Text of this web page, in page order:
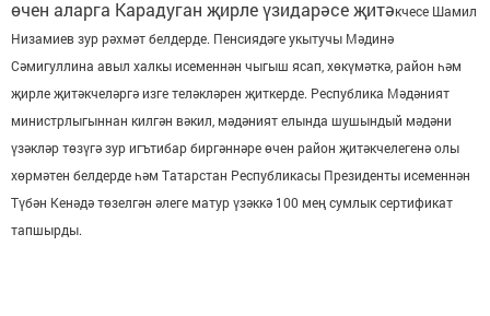
өчен аларга Карадуган җирле үзидарәсе җитәкчесе Шамил
Низамиев зур рәхмәт белдерде. Пенсиядәге укытучы Мәдинә
Сәмигуллина авыл халкы исеменнән чыгыш ясап, хөкүмәткә, район һәм
җирле җитәкчеләргә изге теләкләрен җиткерде. Республика Мәдәният
министрлыгыннан килгән вәкил, мәдәният елында шушындый мәдәни
үзәкләр төзүгә зур игътибар биргәннәре өчен район җитәкчелегенә олы
хөрмәтен белдерде һәм Татарстан Республикасы Президенты исеменнән
Түбән Кенәдә төзелгән әлеге матур үзәккә 100 мең сумлык сертификат
тапшырды.